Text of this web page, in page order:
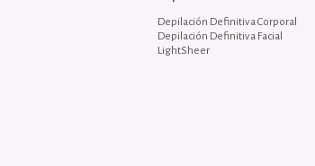
Depilación Definitiva Corporal
Depilación Definitiva Facial
LightSheer